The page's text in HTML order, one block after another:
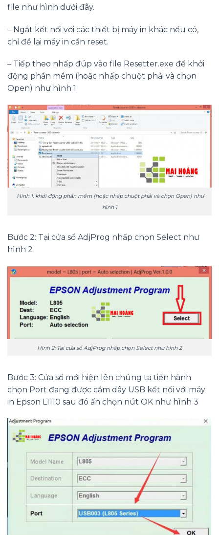
file như hình dưới đây.
– Ngắt kết nối với các thiết bị máy in khác nếu có,
chỉ để lại máy in cần reset.
– Tiếp theo nhấp đúp vào file Resetter.exe để khởi
động phần mềm (hoặc nhấp chuột phải và chọn
Open) như hình 1
Hình 1: khởi động phần mềm (hoặc nhấp chuột phải và chọn Open) như
hình 1
Bước 2: Tại cửa sổ AdjProg nhấp chọn Select như
hình 2
Hình 2: Tại cửa sổ AdjProg nhấp chọn Select như hình 2
Bước 3: Cửa sổ mới hiện lên chúng ta tiến hành
chọn Port đang được cắm dây USB kết nối với máy
in Epson L1110 sau đó ấn chọn nút OK như hình 3